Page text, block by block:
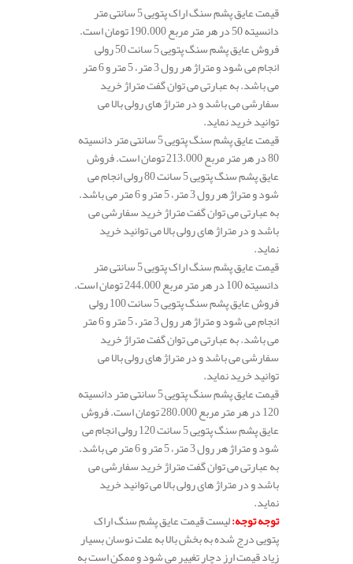
قیمت عایق پشم سنگ اراک پتویی 5 سانتی متر
دانسیته 50 در هر متر مربع 190.000 تومان است.
فروش عایق پشم سنگ پتویی 5 سانت 50 رولی
انجام می شود و متراژ هر رول 3 متر، 5 متر و 6 متر
می باشد. به عبارتی می توان گفت متراژ خرید
سفارشی می باشد و در متراژ های رولی بالا می
توانید خرید نماید.
قیمت عایق پشم سنگ پتویی 5 سانتی متر دانسیته
80 در هر متر مربع 213.000 تومان است. فروش
عایق پشم سنگ پتویی 5 سانت 80 رولی انجام می
شود و متراژ هر رول 3 متر، 5 متر و 6 متر می باشد.
به عبارتی می توان گفت متراژ خرید سفارشی می
باشد و در متراژ های رولی بالا می توانید خرید
نماید.
قیمت عایق پشم سنگ اراک پتویی 5 سانتی متر
دانسیته 100 در هر متر مربع 244.000 تومان است.
فروش عایق پشم سنگ پتویی 5 سانت 100 رولی
انجام می شود و متراژ هر رول 3 متر، 5 متر و 6 متر
می باشد. به عبارتی می توان گفت متراژ خرید
سفارشی می باشد و در متراژ های رولی بالا می
توانید خرید نماید.
قیمت عایق پشم سنگ پتویی 5 سانتی متر دانسیته
120 در هر متر مربع 280.000 تومان است. فروش
عایق پشم سنگ پتویی 5 سانت 120 رولی انجام می
شود و متراژ هر رول 3 متر، 5 متر و 6 متر می باشد.
به عبارتی می توان گفت متراژ خرید سفارشی می
باشد و در متراژ های رولی بالا می توانید خرید
نماید.
توجه توجه:لیست قیمت عایق پشم سنگ اراک
پتویی درج شده به بخش بالا به علت نوسان بسیار
زیاد قیمت ارز دچار تغییر می شود و ممکن است به